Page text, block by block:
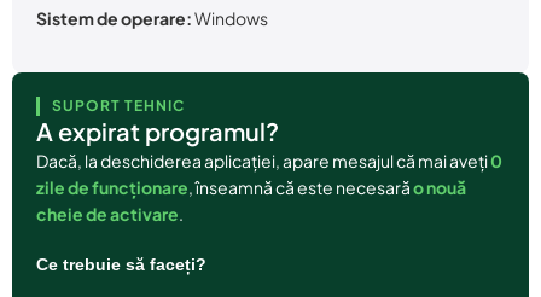
SUPORT TEHNIC
A expirat programul?
Dacă, la deschiderea aplicației, apare mesajul că mai aveți0
zile de funcționare, înseamnă că este necesarăo nouă
cheie de activare.
Ce trebuie să faceți?
Sistem de operare:Windows